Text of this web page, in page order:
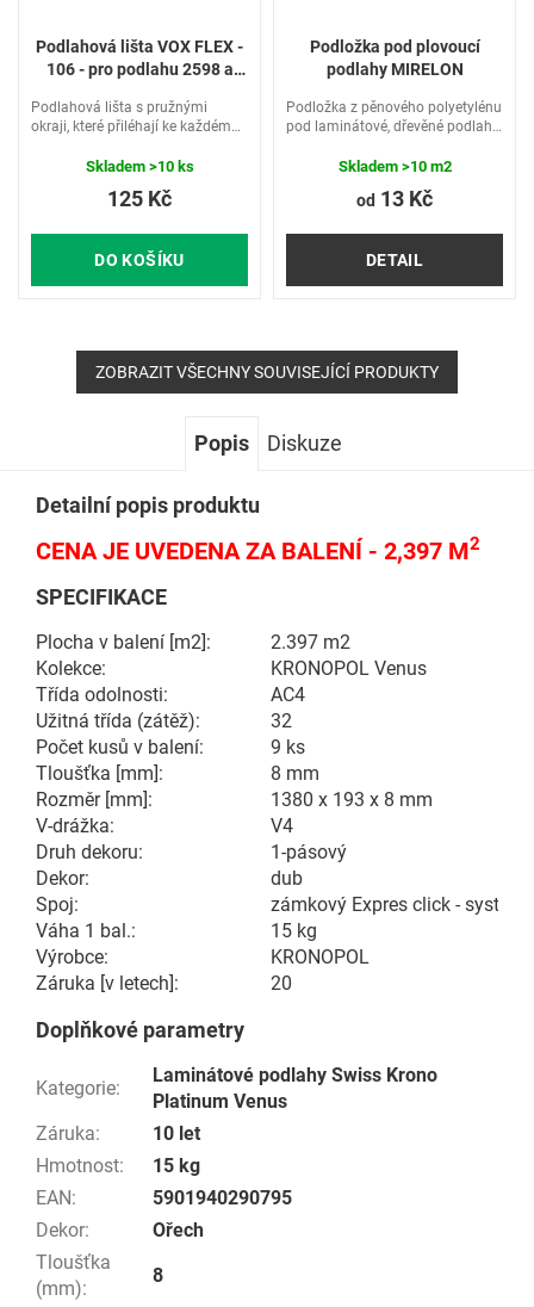
Podlahová lišta VOX FLEX -
106 - pro podlahu 2598 a
125 Kč
DO KOŠÍKU
Podlahová lišta s pružnými
okraji, které přiléhají ke každému
stěn a podlah. Soklová lišta FLEX
kdykoliv vložit i...
Skladem >10 ks
Podložka pod plovoucí
podlahy MIRELON
od 13 Kč
DETAIL
Podložka z pěnového polyetylénu
pod laminátové, dřevěné podlahy
Skladem >10 m2
ZOBRAZIT VŠECHNY SOUVISEJÍCÍ PRODUKTY
Popis Diskuze
Detailní popis produktu
CENA JE UVEDENA ZA BALENÍ - 2,397 M2
SPECIFIKACE
Plocha v balení [m2]:
2.397 m2
Kolekce:
KRONOPOL Venus
Třída odolnosti:
AC4
Užitná třída (zátěž):
32
Počet kusů v balení:
9 ks
Tloušťka [mm]:
8 mm
Rozměr [mm]:
1380 x 193 x 8 mm
V-drážka:
V4
Druh dekoru:
1-pásový
Dekor:
dub
Spoj:
zámkový Expres click - system
Váha 1 bal.:
15 kg
Výrobce:
KRONOPOL
Záruka [v letech]:
20
Doplňkové parametry
Kategorie:
Laminátové podlahy Swiss Krono
Platinum Venus
Záruka:
10 let
Hmotnost:
15 kg
EAN:
5901940290795
Dekor:
Ořech
Tloušťka
(mm):
8